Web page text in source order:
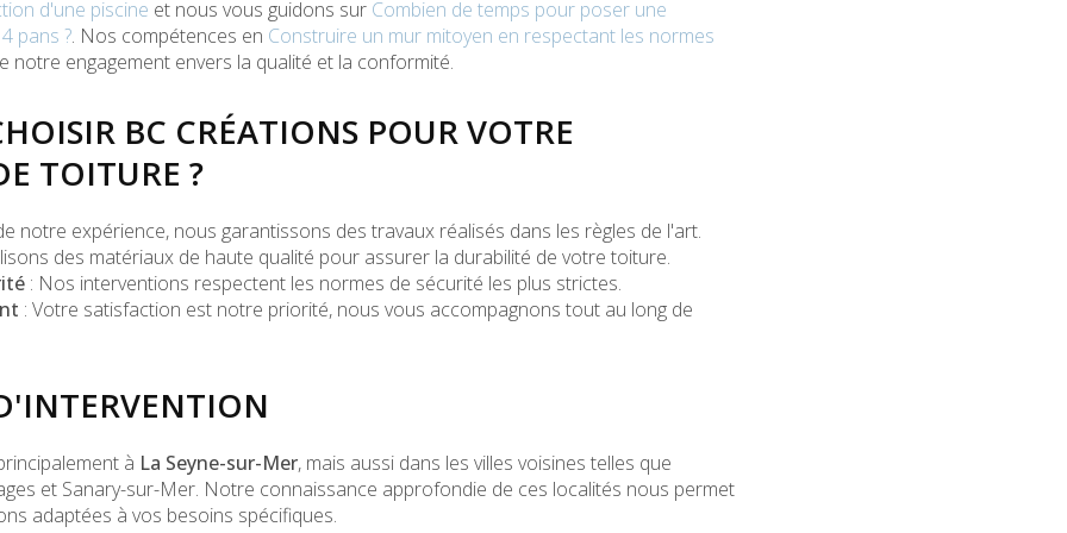
d'une piscine et nous vous guidons sur Combien de temps pour poser une
pans ?. Nos compétences en Construire un mur mitoyen en respectant les normes
notre engagement envers la qualité et la conformité.
BC CRÉATIONS POUR VOTRE
TOITURE ?
notre expérience, nous garantissons des travaux réalisés dans les règles de l'art.
des matériaux de haute qualité pour assurer la durabilité de votre toiture.
: Nos interventions respectent les normes de sécurité les plus strictes.
: Votre satisfaction est notre priorité, nous vous accompagnons tout au long de
à La Seyne-sur-Mer, mais aussi dans les villes voisines telles que
et Sanary-sur-Mer. Notre connaissance approfondie de ces localités nous permet
adaptées à vos besoins spécifiques.